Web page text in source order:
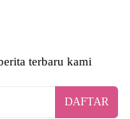
terbaru kami
DAFTAR